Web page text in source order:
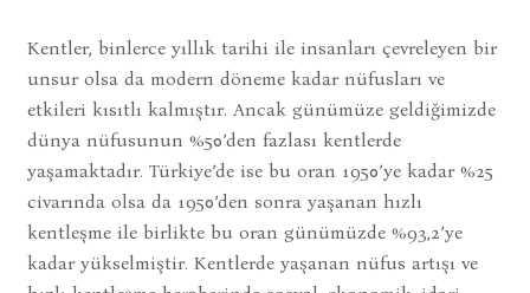
Kentler, binlerce yıllık tarihi ile insanları çevreleyen bir
unsur olsa da modern döneme kadar nüfusları ve
etkileri kısıtlı kalmıştır. Ancak günümüze geldiğimizde
dünya nüfusunun %50’den fazlası kentlerde
yaşamaktadır. Türkiye’de ise bu oran 1950’ye kadar %25
civarında olsa da 1950’den sonra yaşanan hızlı
kentleşme ile birlikte bu oran günümüzde %93,2’ye
kadar yükselmiştir. Kentlerde yaşanan nüfus artışı ve